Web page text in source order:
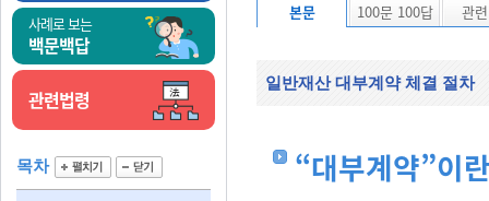
사례로 보는
백문백답
관련법령
목차
본문 100문 100답 관
일반재산 대부계약 체결 절차
“대부계약”이